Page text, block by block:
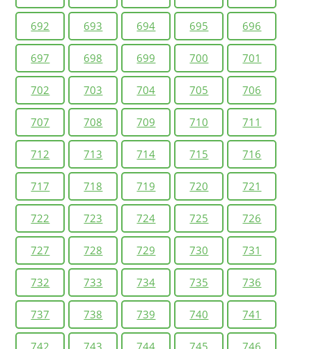
692 693 694 695 696
697 698 699 700 701
702 703 704 705 706
707 708 709 710 711
712 713 714 715 716
717 718 719 720 721
722 723 724 725 726
727 728 729 730 731
732 733 734 735 736
737 738 739 740 741